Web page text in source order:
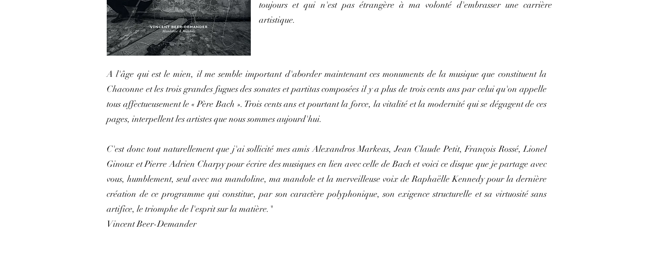
toujours et qui n'est pas étrangère à ma volonté d'embrasser une carrière
artistique.
A l'âge qui est le mien, il me semble important d'aborder maintenant ces monuments de la musique que constituent la
Chaconne et les trois grandes fugues des sonates et partitas composées il y a plus de trois cents ans par celui qu'on appelle
tous affectueusement le « Père Bach ». Trois cents ans et pourtant la force, la vitalité et la modernité qui se dégagent de ces
pages, interpellent les artistes que nous sommes aujourd'hui.
C'est donc tout naturellement que j'ai sollicité mes amis Alexandros Markeas, Jean Claude Petit, François Rossé, Lionel
Ginoux et Pierre Adrien Charpy pour écrire des musiques en lien avec celle de Bach et voici ce disque que je partage avec
vous, humblement, seul avec ma mandoline, ma mandole et la merveilleuse voix de Raphaëlle Kennedy pour la dernière
création de ce programme qui constitue, par son caractère polyphonique, son exigence structurelle et sa virtuosité sans
artifice, le triomphe de l'esprit sur la matière."
Vincent Beer-Demander